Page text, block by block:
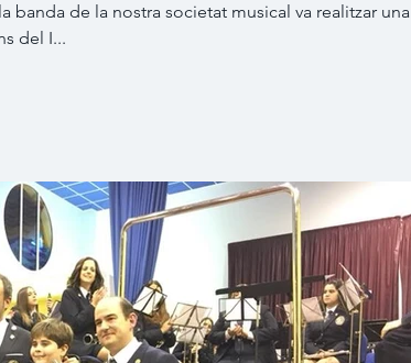
banda de la nostra societat musical va realitzar una
cercavila pel centre de Castelló, dins del I...